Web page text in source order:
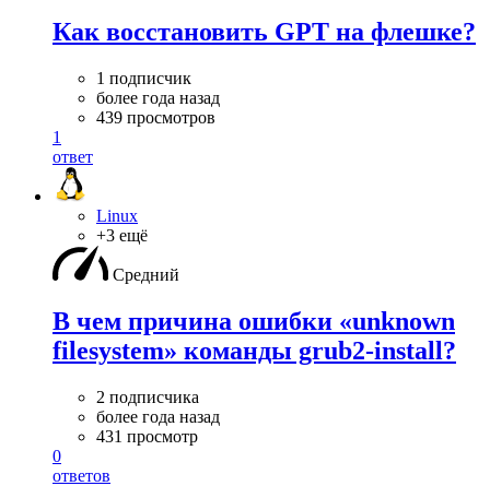
Как восстановить GPT на флешке?
1 подписчик
более года назад
439 просмотров
1
ответ
Linux
+3 ещё
Средний
В чем причина ошибки «unknown
filesystem» команды grub2-install?
2 подписчика
более года назад
431 просмотр
0
ответов